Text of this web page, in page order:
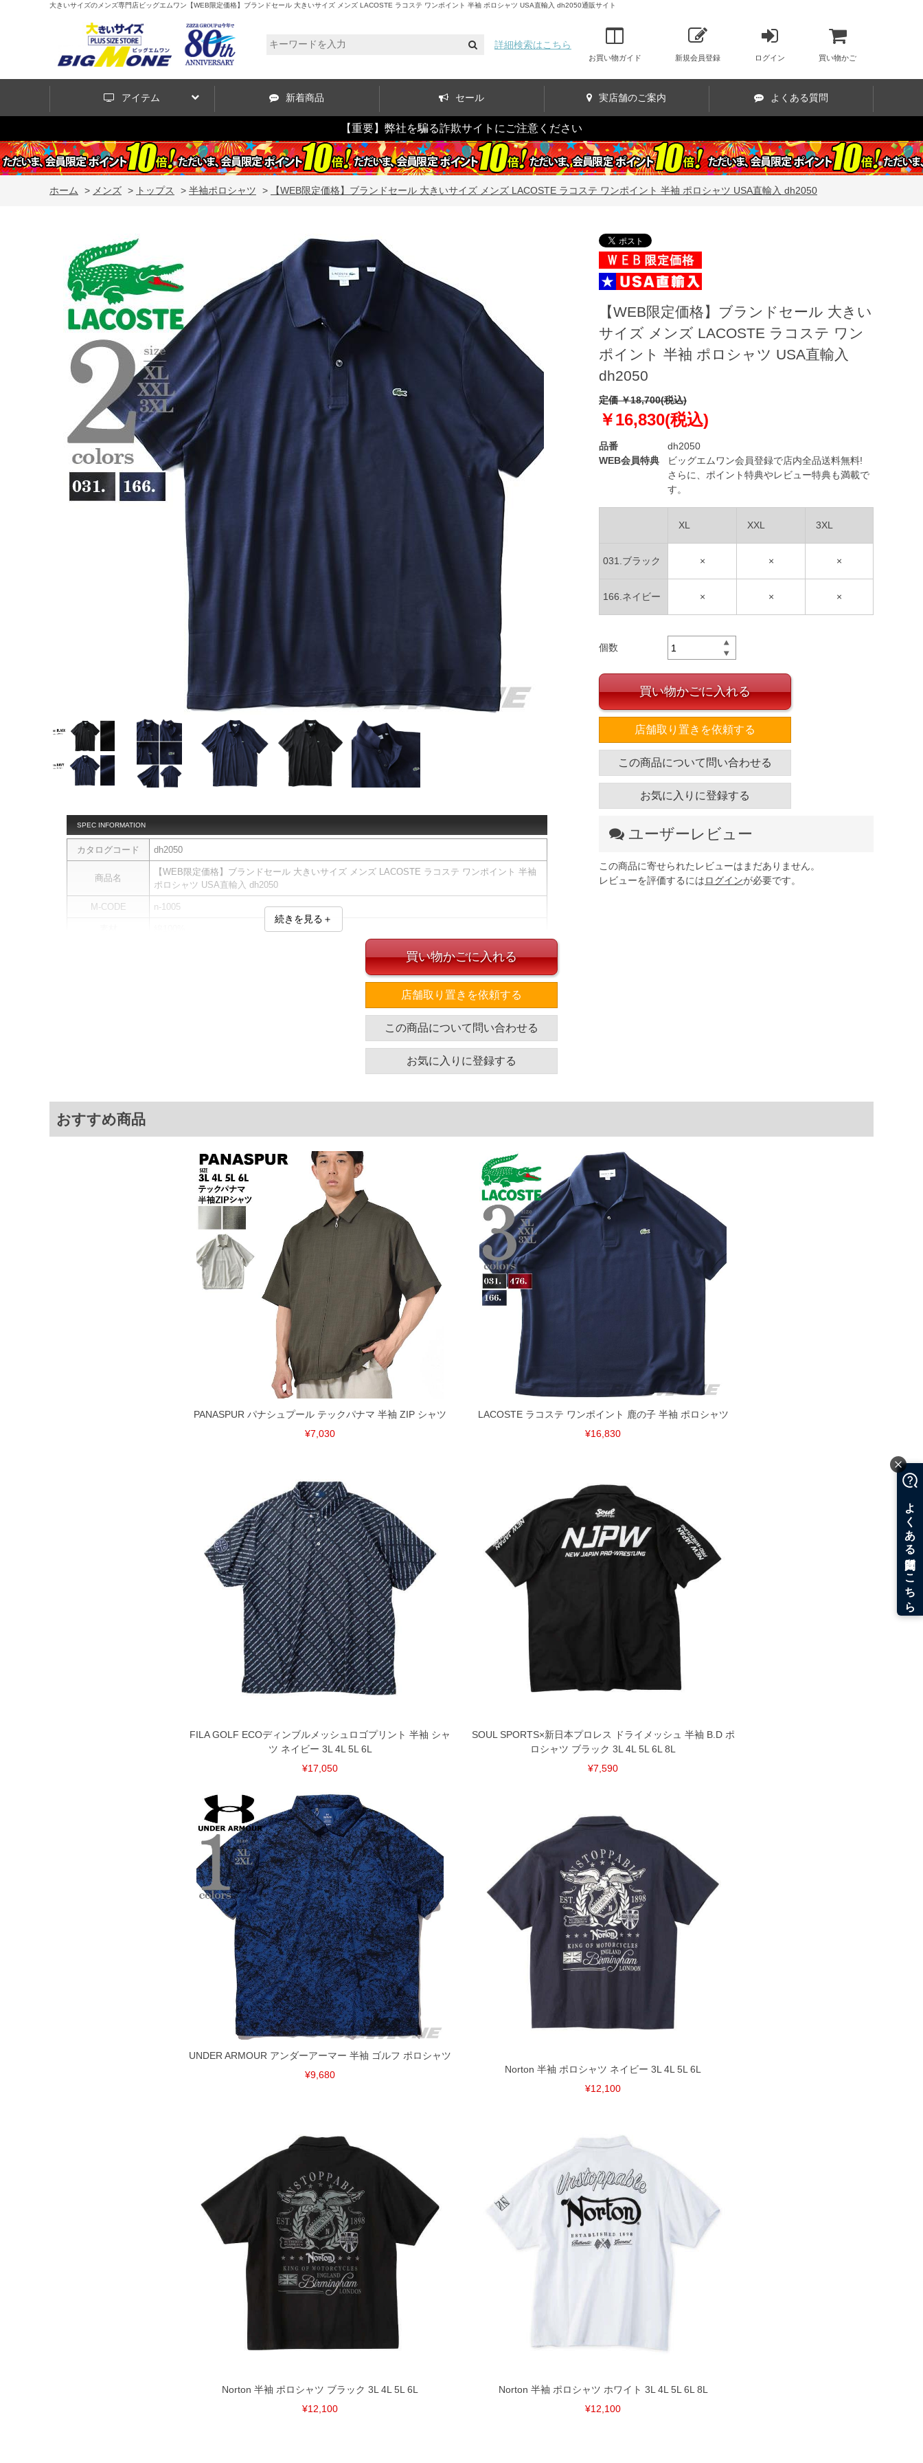
大きいサイズのメンズ専門店ビッグエムワン【WEB限定価格】ブランドセール 大きいサイズ メンズ LACOSTE ラコステ ワンポイント 半袖 ポロシャツ USA直輸入 dh2050通販サイト
詳細検索はこちら
お買い物ガイド 新規会員登録 ログイン 買い物かご
アイテム 新着商品 セール 実店舗のご案内 よくある質問
【重要】弊社を騙る詐欺サイトにご注意ください
ホーム > メンズ > トップス > 半袖ポロシャツ > 【WEB限定価格】ブランドセール 大きいサイズ メンズ LACOSTE ラコステ ワンポイント 半袖 ポロシャツ USA直輸入 dh2050
SPEC INFORMATION
カタログコード dh2050
商品名
【WEB限定価格】ブランドセール 大きいサイズ メンズ LACOSTE ラコステ ワンポイント 半袖
ポロシャツ USA直輸入 dh2050
M-CODE n-1005
胸囲 着丈
117 74
121 76
※商品によって若干のサイズの誤差がございます。また、お客様がご使用の環境（コンピュータ画
※上記サイズが実際の商品に付いているタグのサイズ表記と異なる場合があります。お取り扱い前に
商品付属タグの記載もご確認下さい。
※当店での掲載商品は、実店鋪と在庫を共用しておりますので店頭での売り違い、店舗からのお取り
寄せ等により、お客様にご迷惑をお掛けしてしまう場合がございます。そのようなことがない様最大
限に努めておりますが、もしあった場合速やかにご連絡させて頂きますので予めご了承ください。
※【ボトムの裾上げをご希望の場合】
裾上げ料金は500円+税となります。
備考欄に股下●cmとご記入下さい。（裾上げ無料対象商品は1本につき税込6,000円以上の品が対象。
1本5,999円以下の商品は有料（500円+税）となります。）
出荷まで約1週間～20日間程お時間を頂く場合がございます。
尚、裾上げした商品は返品・交換不可となりますので、予めご了承下さい。
一部、お直しに対応出来ない商品がございます。(例：裾にファスナーや調節ひもが付いている、極
返品交換希望の方は、商品到着後1週間以内にご連絡ください。
下着(肌着)やワイシャツは商品の性質上、返品交換不可とさせて頂いております。予めご了承くださ
続きを見る＋
【WEB限定価格】ブランドセール 大きい
サイズ メンズ LACOSTE ラコステ ワン
ポイント 半袖 ポロシャツ USA直輸入
dh2050
定価 ￥18,700(税込)
￥16,830(税込)
品番
dh2050
WEB会員特典
ビッグエムワン会員登録で店内全品送料無料!
さらに、ポイント特典やレビュー特典も満載で
す。
XL XXL 3XL
031.ブラック × × ×
166.ネイビー × × ×
個数
買い物かごに入れる
店舗取り置きを依頼する
この商品について問い合わせる
お気に入りに登録する
ユーザーレビュー
この商品に寄せられたレビューはまだありません。
レビューを評価するにはログインが必要です。
買い物かごに入れる
店舗取り置きを依頼する
この商品について問い合わせる
お気に入りに登録する
おすすめ商品
PANASPUR パナシュプール テックパナマ 半袖 ZIP シャツ
¥7,030
LACOSTE ラコステ ワンポイント 鹿の子 半袖 ポロシャツ
¥16,830
FILA GOLF ECOディンブルメッシュロゴプリント 半袖 シャ
ツ ネイビー 3L 4L 5L 6L
¥17,050
SOUL SPORTS×新日本プロレス ドライメッシュ 半袖 B.D ポ
ロシャツ ブラック 3L 4L 5L 6L 8L
¥7,590
UNDER ARMOUR アンダーアーマー 半袖 ゴルフ ポロシャツ
¥9,680
Norton 半袖 ポロシャツ ネイビー 3L 4L 5L 6L
¥12,100
Norton 半袖 ポロシャツ ブラック 3L 4L 5L 6L
¥12,100
Norton 半袖 ポロシャツ ホワイト 3L 4L 5L 6L 8L
¥12,100